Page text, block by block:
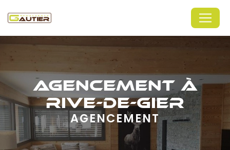
AGENCEMENT À
RIVE-DE-GIER
AGENCEMENT